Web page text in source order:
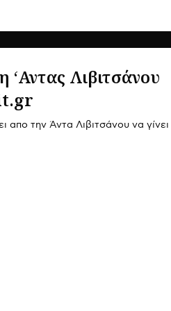
‘Αντας Λιβιτσάνου
απο την Άντα Λιβιτσάνου να γίνει